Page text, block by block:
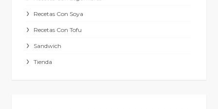
Recetas Con Soya
Recetas Con Tofu
Sandwich
Tienda